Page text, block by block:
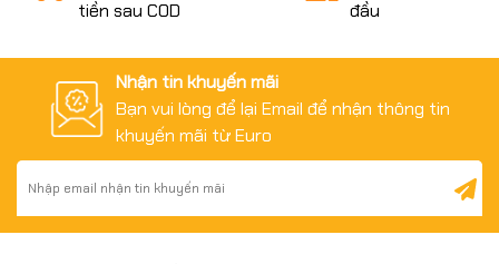
tiền sau COD
đầu
Nhận tin khuyến mãi
Bạn vui lòng để lại Email để nhận thông tin
khuyến mãi từ Euro